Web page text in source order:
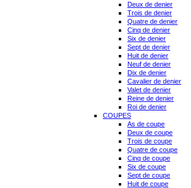
Deux de denier
Trois de denier
Quatre de denier
Cinq de denier
Six de denier
Sept de denier
Huit de denier
Neuf de denier
Dix de denier
Cavalier de denier
Valet de denier
Reine de denier
Roi de denier
COUPES
As de coupe
Deux de coupe
Trois de coupe
Quatre de coupe
Cinq de coupe
Six de coupe
Sept de coupe
Huit de coupe